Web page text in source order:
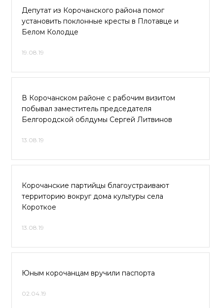
Депутат из Корочанского района помог
установить поклонные кресты в Плотавце и
Белом Колодце
19.08.19
В Корочанском районе с рабочим визитом
побывал заместитель председателя
Белгородской облдумы Сергей Литвинов
13.08.19
Корочанские партийцы благоустраивают
территорию вокруг дома культуры села
Короткое
13.08.19
Юным корочанцам вручили паспорта
02.04.19